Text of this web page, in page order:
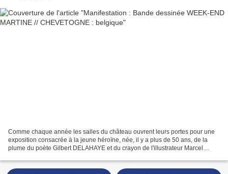
Comme chaque année les salles du château ouvrent leurs portes pour une
exposition consacrée à la jeune héroïne, née, il y a plus de 50 ans, de la
plume du poète Gilbert DELAHAYE et du crayon de l'illustrateur Marcel